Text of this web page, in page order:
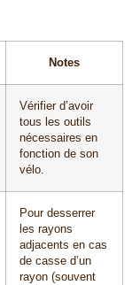
Notes
Vérifier d’avoir
tous les outils
nécessaires en
fonction de son
vélo.
Pour desserrer
les rayons
adjacents en cas
de casse d’un
rayon (souvent